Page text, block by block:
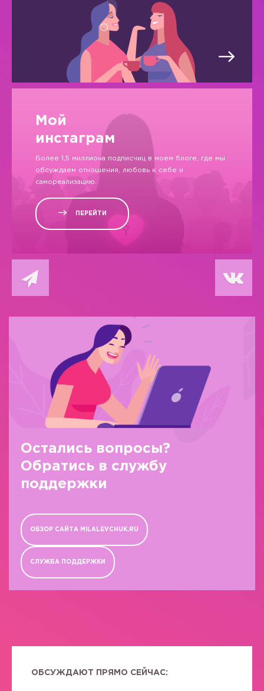
Мой
инстаграм
Более 1,5 миллиона подписчиц в моем блоге, где мы
обсуждаем отношения, любовь к себе и
самореализацию.
ПЕРЕЙТИ
Остались вопросы?
Обратись в службу
поддержки
ОБЗОР САЙТА MILALEVCHUK.RU
СЛУЖБА ПОДДЕРЖКИ
ОБСУЖДАЮТ ПРЯМО СЕЙЧАС: